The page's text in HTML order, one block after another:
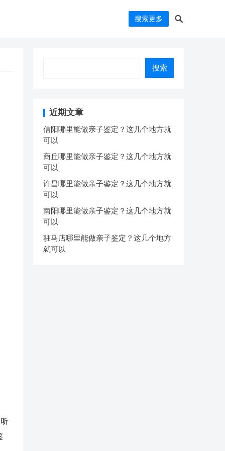
搜索更多
搜索
近期文章
信阳哪里能做亲子鉴定？这几个地方就
可以
商丘哪里能做亲子鉴定？这几个地方就
可以
许昌哪里能做亲子鉴定？这几个地方就
可以
南阳哪里能做亲子鉴定？这几个地方就
可以
驻马店哪里能做亲子鉴定？这几个地方
就可以